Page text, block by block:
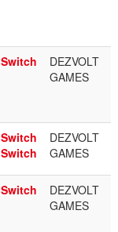
Switch
DEZVOLT
GAMES
Switch
Switch
DEZVOLT
GAMES
Switch
DEZVOLT
GAMES